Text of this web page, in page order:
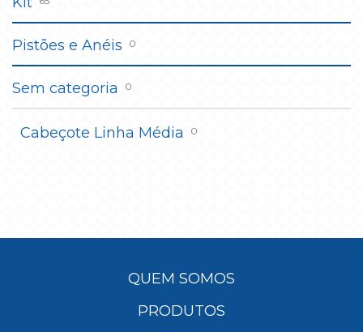
Pistões e Anéis 0
Sem categoria 0
Cabeçote Linha Média 0
QUEM SOMOS
PRODUTOS